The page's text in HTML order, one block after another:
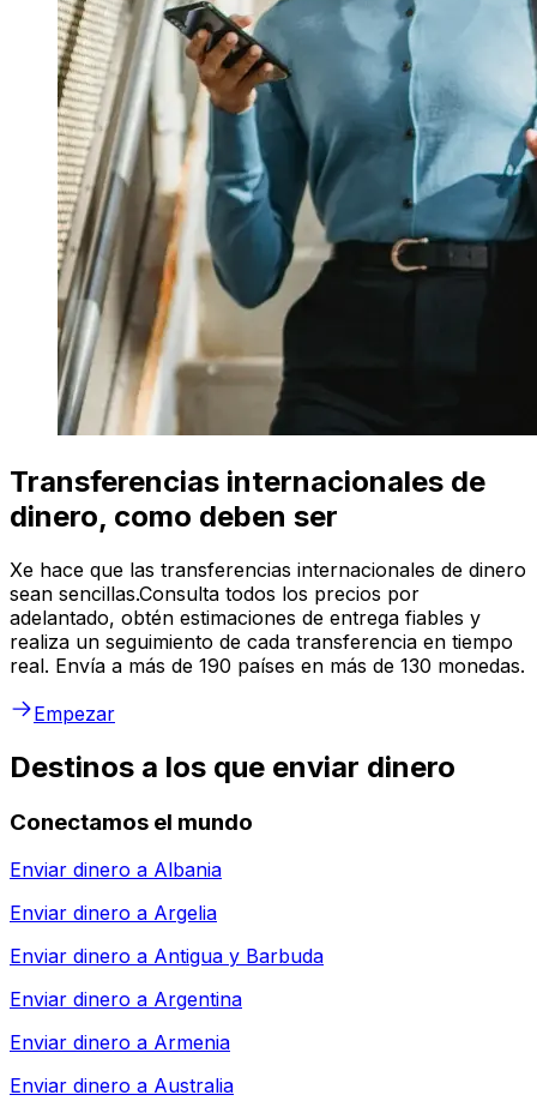
Transferencias internacionales de
dinero, como deben ser
Xe hace que las transferencias internacionales de dinero
sean sencillas.Consulta todos los precios por
adelantado, obtén estimaciones de entrega fiables y
realiza un seguimiento de cada transferencia en tiempo
real. Envía a más de 190 países en más de 130 monedas.
Empezar
Destinos a los que enviar dinero
Conectamos el mundo
Enviar dinero a Albania
Enviar dinero a Argelia
Enviar dinero a Antigua y Barbuda
Enviar dinero a Argentina
Enviar dinero a Armenia
Enviar dinero a Australia